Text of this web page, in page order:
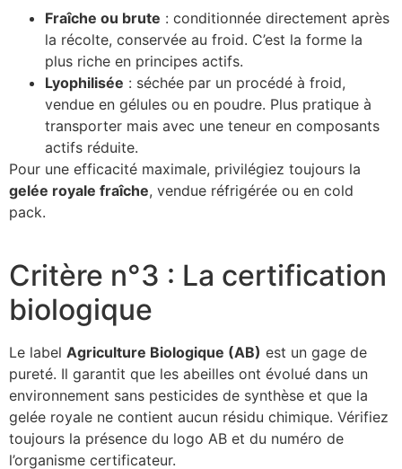
Fraîche ou brute : conditionnée directement après
la récolte, conservée au froid. C’est la forme la
plus riche en principes actifs.
Lyophilisée : séchée par un procédé à froid,
vendue en gélules ou en poudre. Plus pratique à
transporter mais avec une teneur en composants
actifs réduite.
Pour une efficacité maximale, privilégiez toujours la
gelée royale fraîche, vendue réfrigérée ou en cold
pack.
Critère n°3 : La certification
biologique
Le label Agriculture Biologique (AB) est un gage de
pureté. Il garantit que les abeilles ont évolué dans un
environnement sans pesticides de synthèse et que la
gelée royale ne contient aucun résidu chimique. Vérifiez
toujours la présence du logo AB et du numéro de
l’organisme certificateur.